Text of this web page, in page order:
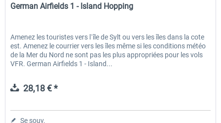
German Airfields 1 - Island Hopping
Amenez les touristes vers l`île de Sylt ou vers les îles dans la cote
est. Amenez le courrier vers les îles même si les conditions météo
de la Mer du Nord ne sont pas les plus appropriées pour les vols
VFR. German Airfields 1 - Island...
28,18 € *
Se souv.